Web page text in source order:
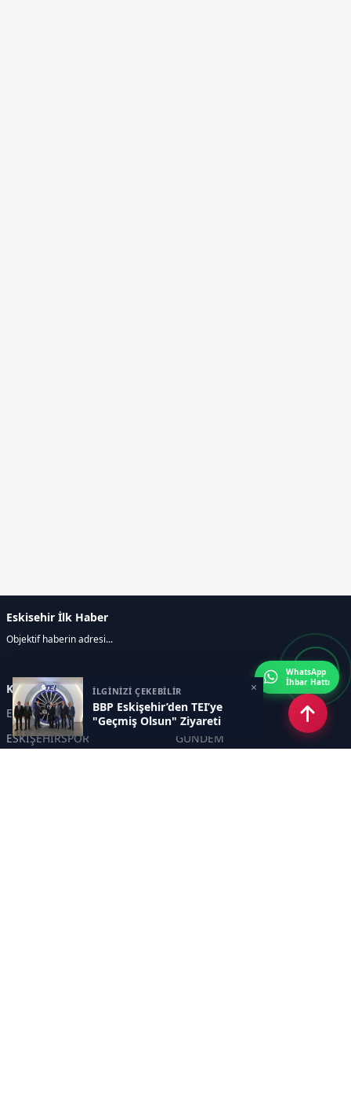
İLGİNİZİ ÇEKEBİLİR
BBP Eskişehir’den TEI’ye
"Geçmiş Olsun" Ziyareti
×
Eskisehir İlk Haber
Objektif haberin adresi...
Kategoriler
ESKİŞEHİR
GENEL
ESKİŞEHİRSPOR
GÜNDEM
WhatsApp
İhbar Hattı